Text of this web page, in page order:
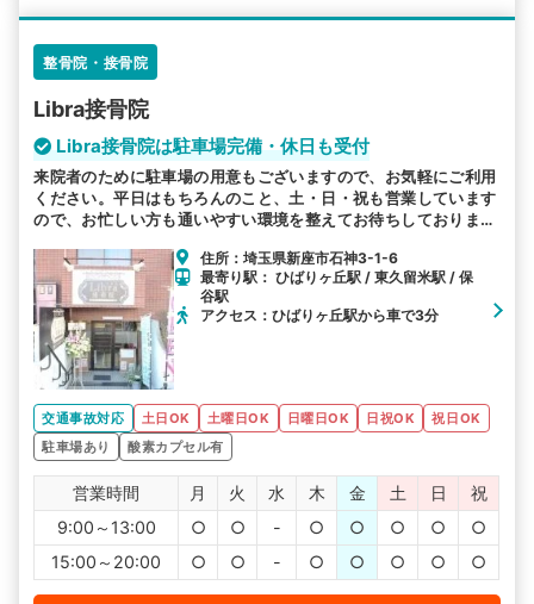
整骨院・接骨院
Libra接骨院
Libra接骨院は駐車場完備・休日も受付
来院者のために駐車場の用意もございますので、お気軽にご利用
ください。平日はもちろんのこと、土・日・祝も営業しています
ので、お忙しい方も通いやすい環境を整えてお待ちしておりま
住所：埼玉県新座市石神3-1-6
最寄り駅： ひばりヶ丘駅 / 東久留米駅 / 保
谷駅
アクセス：ひばりヶ丘駅から車で3分
交通事故対応 土日OK 土曜日OK 日曜日OK 日祝OK
祝日OK
駐車場あり
酸素カプセル有
営業時間 月 火 水 木 金 土 日
祝
9:00～13:00
○ ○ - ○ ○ ○ ○
○
15:00～20:00
○ ○ - ○ ○ ○ ○ ○